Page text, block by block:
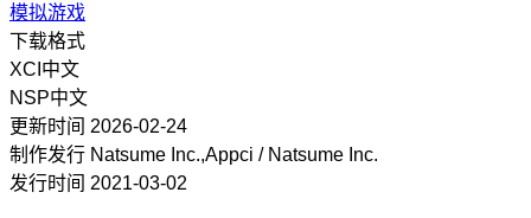
模拟游戏
下载格式
XCI 中文
NSP中文
更新时间 2026-02-24
制作发行 Natsume Inc.,Appci / Natsume Inc.
发行时间 2021-03-02